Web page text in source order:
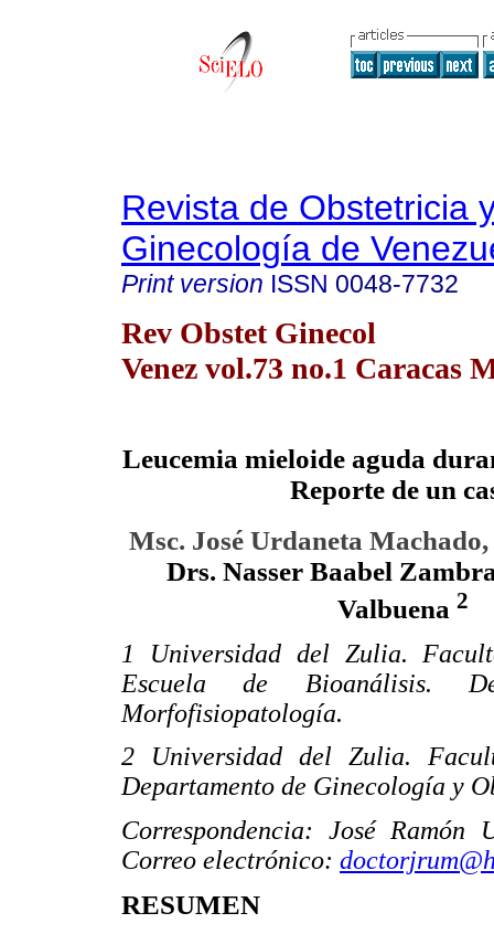
Revista de Obstetricia
Ginecología de
Print version ISSN 0048-7732
Rev Obstet Ginecol
Venez vol.73 no.1 Caracas
Leucemia mieloide aguda
Reporte de un
Msc. José Urdaneta Machado,
Drs. Nasser Baabel
Valbuena 2
1 Universidad del Zulia.
Escuela de Bioanálisis.
Morfofisiopatología.
2 Universidad del Zulia.
Departamento de Ginecología y
Correspondencia: José Ramón
Correo electrónico:
RESUMEN